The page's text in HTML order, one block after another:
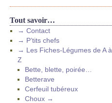
Tout savoir…
→ Contact
→ P’tits chefs
→ Les Fiches-Légumes de A à
Z
Bette, blette, poirée…
Betterave
Cerfeuil tubéreux
Choux →